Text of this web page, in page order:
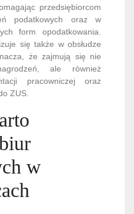
przedsiębiorcom
podatkowych oraz w
form opodatkowania.
się także w obsłudze
że zajmują się nie
ale również
pracowniczej oraz
ZUS.
w